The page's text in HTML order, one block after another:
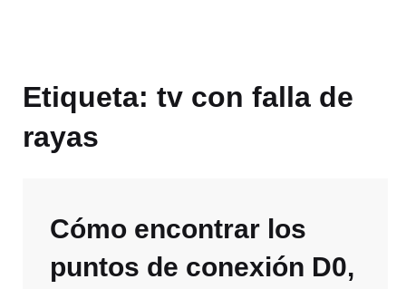
Etiqueta: tv con falla de
rayas
Cómo encontrar los
puntos de conexión D0,